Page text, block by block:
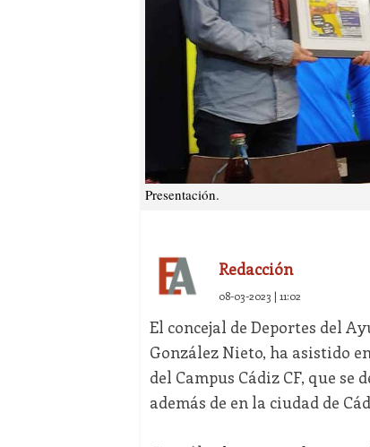
Presentación.
Redacción
08-03-2023 | 11:02
El concejal de Deportes del
González Nieto, ha asistido
del Campus Cádiz CF, que
además de en la ciudad de